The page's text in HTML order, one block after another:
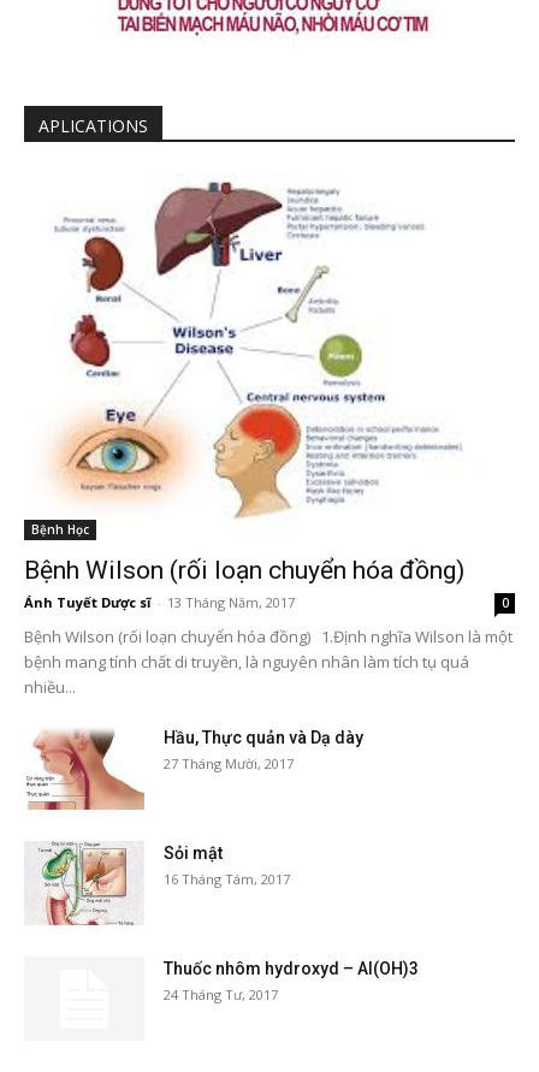
APLICATIONS
Bệnh Học
Bệnh Wilson (rối loạn chuyển hóa đồng)
Ánh Tuyết Dược sĩ - 13 Tháng Năm, 2017 0
Bệnh Wilson (rối loạn chuyển hóa đồng) 1.Định nghĩa Wilson là một
bệnh mang tính chất di truyền, là nguyên nhân làm tích tụ quá
nhiều...
Hầu, Thực quản và Dạ dày
27 Tháng Mười, 2017
Sỏi mật
16 Tháng Tám, 2017
Thuốc nhôm hydroxyd – Al(OH)3
24 Tháng Tư, 2017